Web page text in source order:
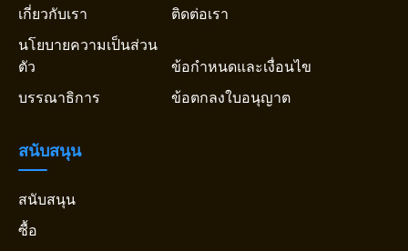
เกี่ยวกับเรา
ติดต่อเรา
นโยบายความเป็นส่วน
ตัว
ข้อกำหนดและเงื่อนไข
บรรณาธิการ
ข้อตกลงใบอนุญาต
สนับสนุน
สนับสนุน
ซื้อ